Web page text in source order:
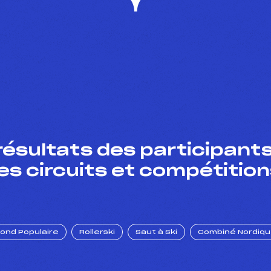
des participants
circuits et
Populaire Rollerski Saut à Ski Combiné